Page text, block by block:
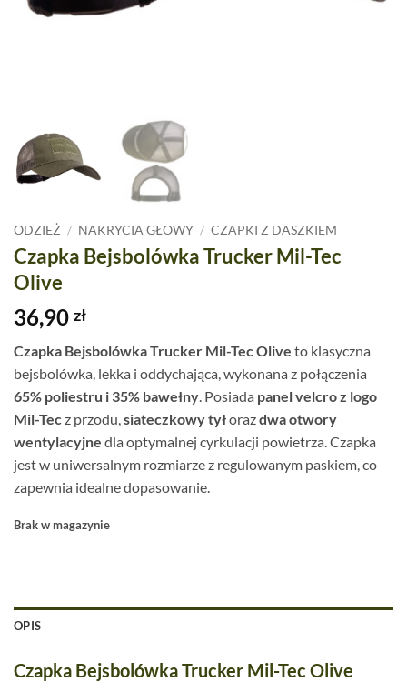
ODZIEŻ / NAKRYCIA GŁOWY / CZAPKI Z DASZKIEM
Czapka Bejsbolówka Trucker Mil-Tec
Olive
36,90 zł
Czapka Bejsbolówka Trucker Mil-Tec Olive to klasyczna
bejsbolówka, lekka i oddychająca, wykonana z połączenia
65% poliestru i 35% bawełny. Posiada panel velcro z logo
Mil-Tecz przodu,siateczkowy tyłorazdwa otwory
wentylacyjne dla optymalnej cyrkulacji powietrza. Czapka
jest w uniwersalnym rozmiarze z regulowanym paskiem, co
zapewnia idealne dopasowanie.
Brak w magazynie
OPIS
Czapka Bejsbolówka Trucker Mil-Tec Olive